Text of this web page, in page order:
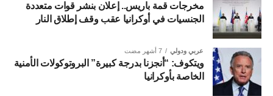
مخرجات قمة باريس.. إعلان بنشر قوات متعددة
الجنسيات في أوكرانيا عقب وقف إطلاق النار
عربي ودولي 7 أشهر مضت
ويتكوف: “أنجزنا بدرجة كبيرة” البروتوكولات الأمنية
الخاصة بأوكرانيا